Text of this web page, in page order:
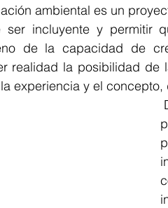
ambiental es un
ser incluyente y permitir
de la capacidad de
realidad la posibilidad de
experiencia y el